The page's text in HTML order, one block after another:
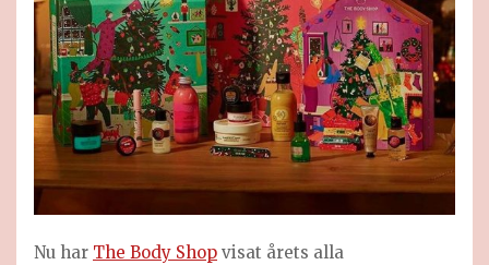
Nu har The Body Shop visat årets alla